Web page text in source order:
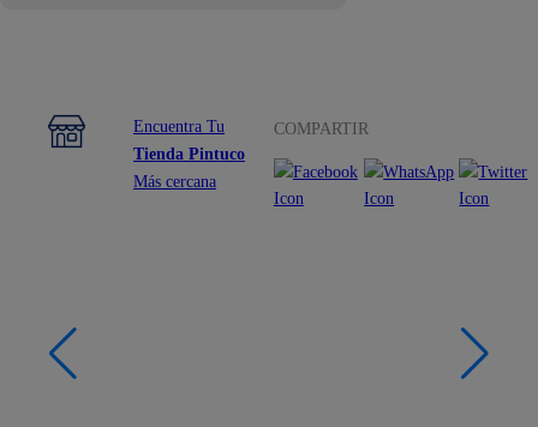
Encuentra Tu
Tienda Pintuco
Más cercana
COMPARTIR